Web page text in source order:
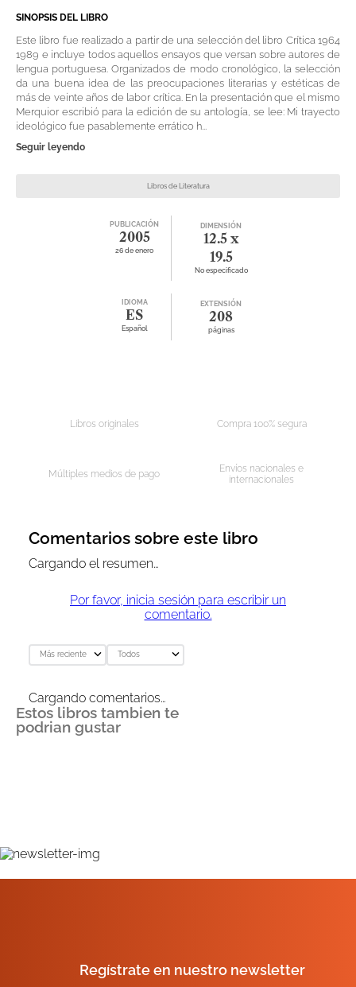
SINOPSIS DEL LIBRO
Este libro fue realizado a partir de una selección del libro Crítica 1964
1989 e incluye todos aquellos ensayos que versan sobre autores de
lengua portuguesa. Organizados de modo cronológico, la selección
da una buena idea de las preocupaciones literarias y estéticas de
más de veinte años de labor crítica. En la presentación que el mismo
Merquior escribió para la edición de su antología, se lee: Mi trayecto
ideológico fue pasablemente errático h...
Seguir leyendo
Libros de Literatura
PUBLICACIÓN
2005
26 de enero
DIMENSIÓN
12.5 x
19.5
No especificado
IDIOMA
ES
Español
EXTENSIÓN
208
páginas
Libros originales Compra 100% segura
Múltiples medios de pago
Envíos nacionales e
internacionales
Comentarios sobre este libro
Cargando el resumen…
Por favor, inicia sesión para escribir un
comentario.
Más reciente Todos
Cargando comentarios…
Estos libros tambien te
podrian gustar
Regístrate en nuestro newsletter